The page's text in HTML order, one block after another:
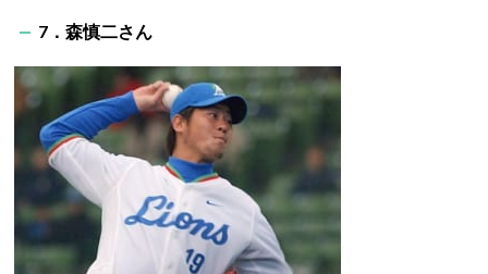
7．森慎二さん